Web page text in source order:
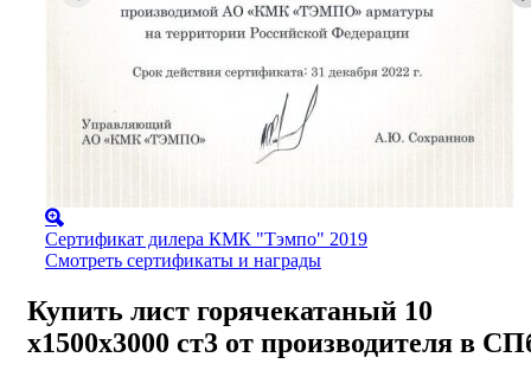
Сертификат дилера КМК "Тэмпо" 2019
Смотреть сертификаты и награды
Купить лист горячекатаный 10
х1500х3000 ст3 от производителя в